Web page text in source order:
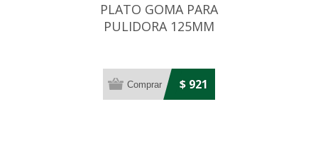
PLATO GOMA PARA
PULIDORA 125MM
$ 921